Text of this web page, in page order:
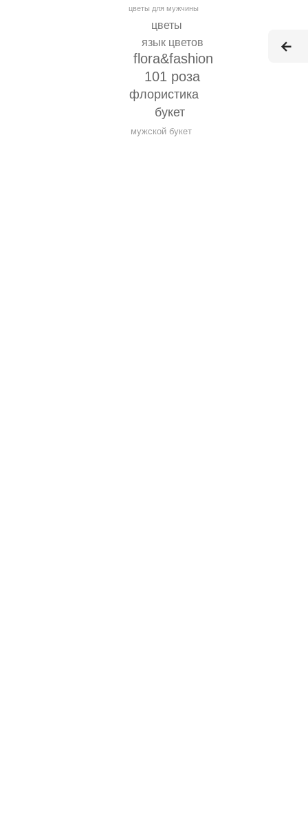
101 роза
flora&fashion
флористика
букет
язык цветов
цветы
мужской букет
цветы для мужчины